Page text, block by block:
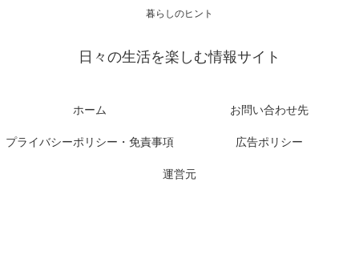
暮らしのヒント
日々の生活を楽しむ情報サイト
ホーム お問い合わせ先
プライバシーポリシー・免責事項 広告ポリシー
運営元